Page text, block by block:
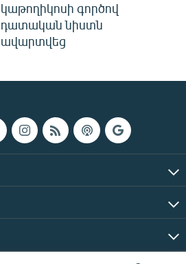
կաթողիկոսի գործով
դատական նիստն
ավարտվեց